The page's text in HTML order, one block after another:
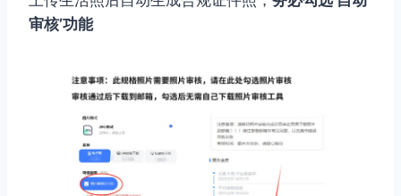
审核’功能